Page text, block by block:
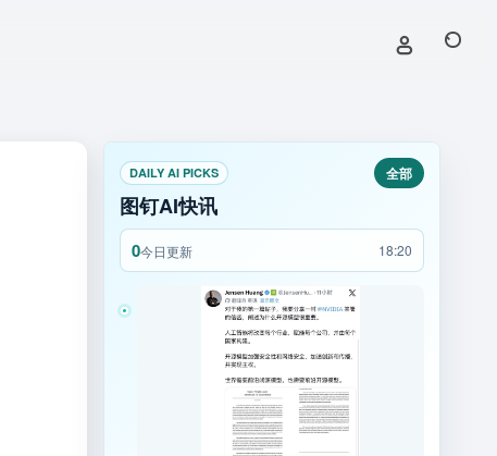
DAILY AI PICKS
图钉AI快讯
全部
0今日更新 18:20